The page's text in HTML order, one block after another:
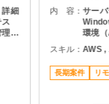
細
理
内 容：サー
環境
スキル：AWS
長期案件 リ